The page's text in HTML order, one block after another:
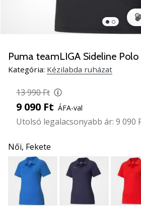
új
PUMA
Accelerate
SQD
kézilabda
Fedezd
fel
technikai
újdonságokat
és
Puma teamLIGA Sideline
Kategória: Kézilabda ruházat
13 990 Ft
9 090 Ft ÁFA-val
Utolsó legalacsonyabb ár: 9 090
Női, Fekete